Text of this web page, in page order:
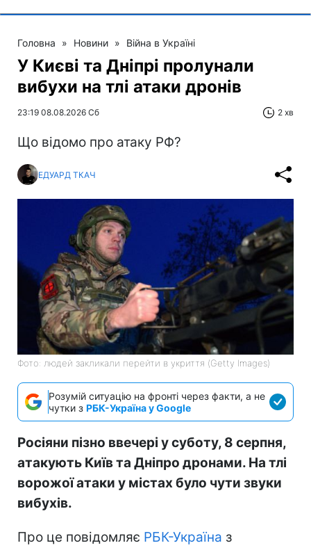
Головна » Новини » Війна в Україні
У Києві та Дніпрі пролунали
вибухи на тлі атаки дронів
23:19 08.08.2026 Сб 2 хв
Що відомо про атаку РФ?
ЕДУАРД ТКАЧ
Фото: людей закликали перейти в укриття (Getty Images)
Розумій ситуацію на фронті через факти, а не
чутки з РБК-Україна у Google
Росіяни пізно ввечері у суботу, 8 серпня,
атакують Київ та Дніпро дронами. На тлі
ворожої атаки у містах було чути звуки
вибухів.
Про це повідомляє РБК-Україна з